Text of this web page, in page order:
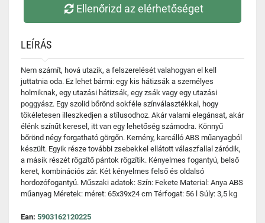
Ellenőrizd az elérhetőséget
LEÍRÁS
Nem számít, hová utazik, a felszerelését valahogyan el kell
juttatnia oda. Ez lehet bármi: egy kis hátizsák a személyes
holmiknak, egy utazási hátizsák, egy zsák vagy egy utazási
poggyász. Egy szolid bőrönd sokféle színválasztékkal, hogy
tökéletesen illeszkedjen a stílusodhoz. Akár valami elegánsat, akár
élénk színűt keresel, itt van egy lehetőség számodra. Könnyű
bőrönd négy forgatható görgőn. Kemény, karcálló ABS műanyagból
készült. Egyik része további zsebekkel ellátott válaszfallal záródik,
a másik részét rögzítő pántok rögzítik. Kényelmes fogantyú, belső
keret, kombinációs zár. Két kényelmes felső és oldalsó
hordozófogantyú. Műszaki adatok: Szín: Fekete Material: Anya ABS
műanyag Méretek: méret: 65x39x24 cm Térfogat: 56 l Súly: 3,5 kg
Ean: 5903162120225